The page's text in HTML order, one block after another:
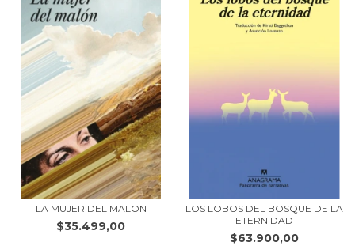
LA MUJER DEL MALON
$35.499,00
LOS LOBOS DEL BOSQUE DE LA
ETERNIDAD
$63.900,00